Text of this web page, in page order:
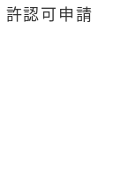
許認可申請